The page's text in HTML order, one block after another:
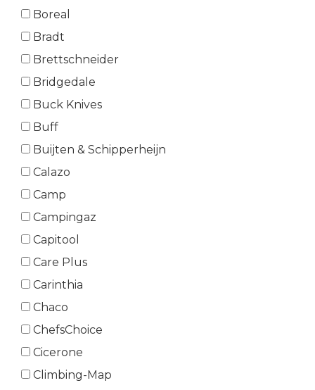
Boreal
Bradt
Brettschneider
Bridgedale
Buck Knives
Buff
Buijten & Schipperheijn
Calazo
Camp
Campingaz
Capitool
Care Plus
Carinthia
Chaco
ChefsChoice
Cicerone
Climbing-Map